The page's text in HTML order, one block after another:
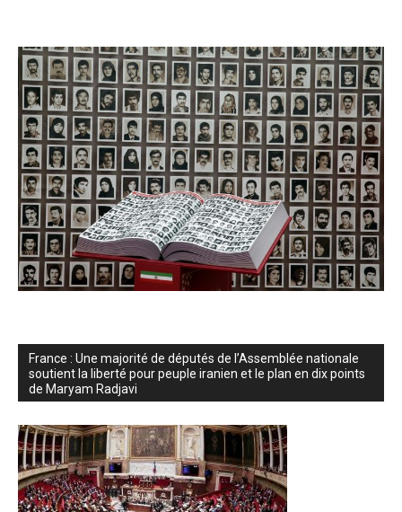
France : Une majorité de députés de l’Assemblée nationale
soutient la liberté pour peuple iranien et le plan en dix points
de Maryam Radjavi